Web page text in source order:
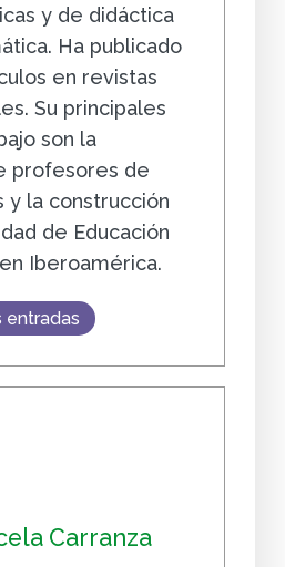
y de didáctica
Ha publicado
en revistas
Su principales
son la
profesores de
y la construcción
de Educación
Iberoamérica.
entradas
Carranza